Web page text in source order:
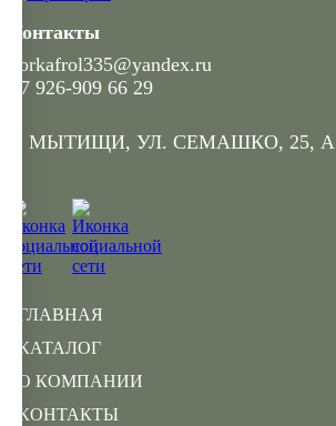
ГЛАВНАЯ
КАТАЛОГ
О КОМПАНИИ
КОНТАКТЫ
Контакты
gorkafrol335@yandex.ru
+7 926-909 66 29
Г. МЫТИЩИ, УЛ. СЕМАШКО, 25, А